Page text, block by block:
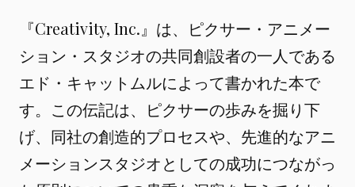
『Creativity, Inc.』は、ピクサー・アニメー
ション・スタジオの共同創設者の一人である
エド・キャットムルによって書かれた本で
す。この伝記は、ピクサーの歩みを掘り下
げ、同社の創造的プロセスや、先進的なアニ
メーションスタジオとしての成功につながっ